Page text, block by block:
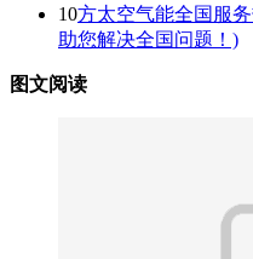
10方太空气能全国服
助您解决全国问题！)
图文阅读